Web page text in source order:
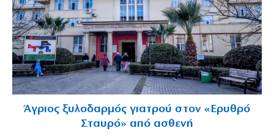
Άγριος ξυλοδαρμός γιατρού στον «Ερυθρό
Σταυρό» από ασθενή